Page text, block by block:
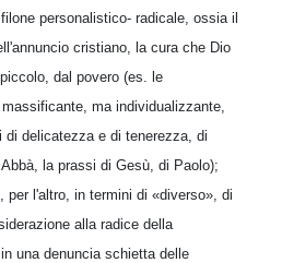
personalistico- radicale, ossia il
cristiano, la cura che Dio
dal povero (es. le
ma indi­vidualizzante,
di deli­catezza e di tenerezza, di
la prassi di Gesù, di Paolo);
per l'altro, in termini di «diverso», di
alla radice della
una denuncia schietta delle